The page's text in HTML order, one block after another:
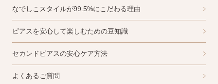
なでしこスタイルが99.5%にこだわる理由
ピアスを安心して楽しむための豆知識
セカンドピアスの安心ケア方法
よくあるご質問